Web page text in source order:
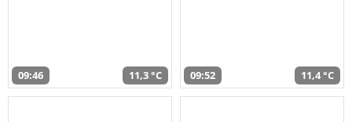
09:46 11,3 °C 09:52 11,4 °C